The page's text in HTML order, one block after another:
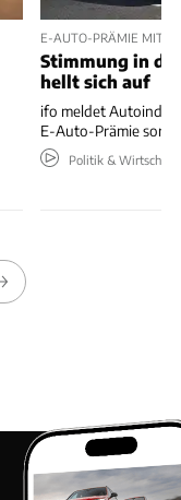
E-AUTO-PRÄMIE MIT
Stimmung in
hellt sich auf
ifo meldet
E-Auto-Prämie
Politik & Wirtschaft